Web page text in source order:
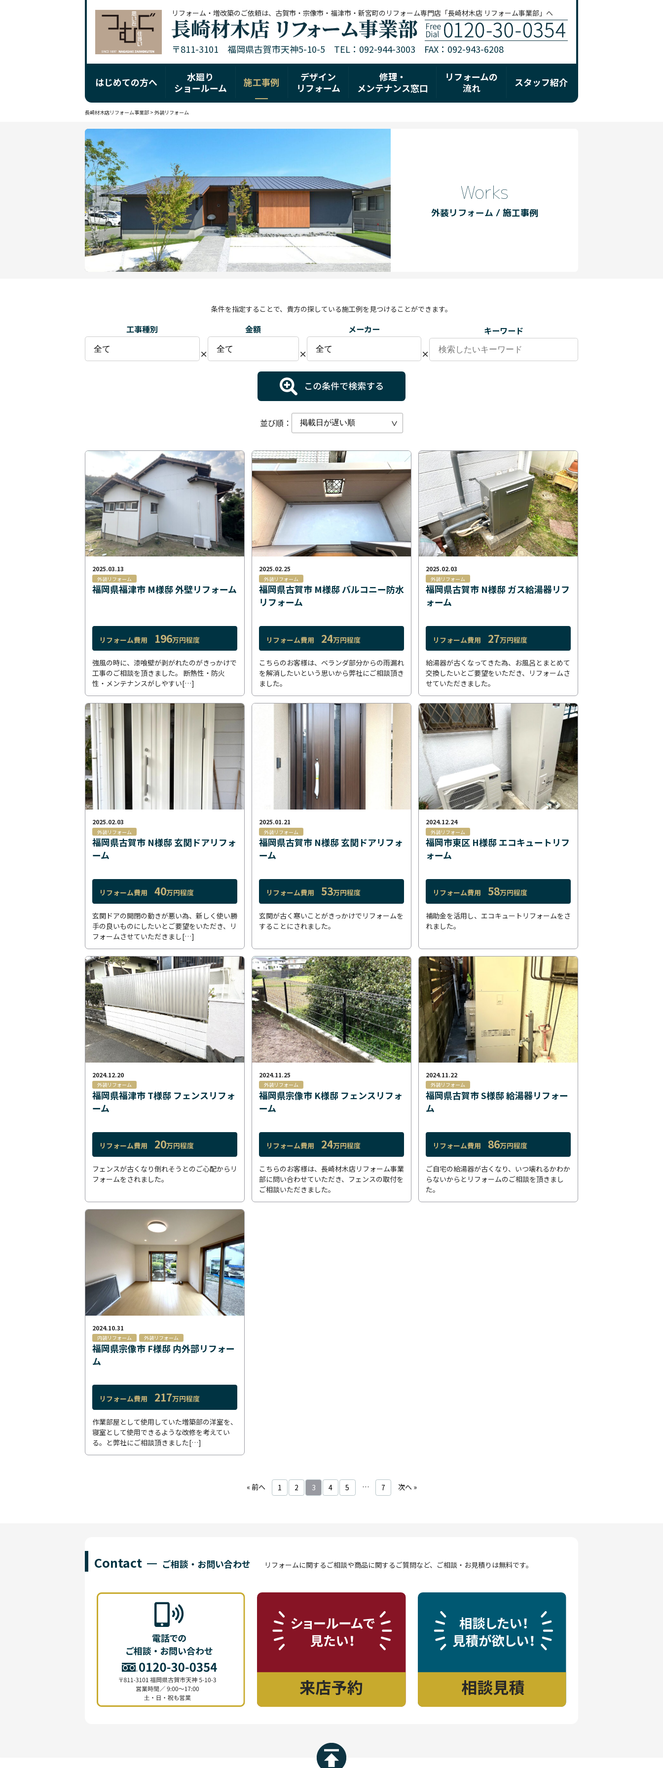
リフォーム・増改築のご依頼は、古賀市・宗像市・福津市・新宮町のリフォーム専門店「長崎材木店 リフォーム事業部」へ
〒811-3101 福岡県古賀市天神5-10-5 TEL：092-944-3003 FAX：092-943-6208
はじめての方へ
水廻り
ショールーム
施工事例
デザイン
リフォーム
修理・
メンテナンス窓口
リフォームの
流れ
スタッフ紹介
長崎材木店リフォーム事業部 > 外装リフォーム
Works
外装リフォーム / 施工事例
条件を指定することで、貴方の探している施工例を見つけることができます。
工事種別
×
金額
×
メーカー
×
キーワード
並び順：
2025.03.13
外装リフォーム
福岡県福津市 M様邸 外壁リフォーム
リフォーム費用 196万円程度
強風の時に、漆喰壁が剥がれたのがきっかけで
工事のご相談を頂きました。 断熱性・防火
性・メンテナンスがしやすい[…]
2025.02.25
外装リフォーム
福岡県古賀市 M様邸 バルコニー防水
リフォーム
リフォーム費用 24万円程度
こちらのお客様は、ベランダ部分からの雨漏れ
を解消したいという思いから弊社にご相談頂き
ました。
2025.02.03
外装リフォーム
福岡県古賀市 N様邸 ガス給湯器リフ
ォーム
リフォーム費用 27万円程度
給湯器が古くなってきた為、お風呂とまとめて
交換したいとご要望をいただき、リフォームさ
せていただきました。
2025.02.03
外装リフォーム
福岡県古賀市 N様邸 玄関ドアリフォ
ーム
リフォーム費用 40万円程度
玄関ドアの開閉の動きが悪い為、新しく使い勝
手の良いものにしたいとご要望をいただき、リ
フォームさせていただきまし[…]
2025.01.21
外装リフォーム
福岡県古賀市 N様邸 玄関ドアリフォ
ーム
リフォーム費用 53万円程度
玄関が古く寒いことがきっかけでリフォームを
することにされました。
2024.12.24
外装リフォーム
福岡市東区 H様邸 エコキュートリフ
ォーム
リフォーム費用 58万円程度
補助金を活用し、エコキュートリフォームをさ
れました。
2024.12.20
外装リフォーム
福岡県福津市 T様邸 フェンスリフォ
ーム
リフォーム費用 20万円程度
フェンスが古くなり倒れそうとのご心配からリ
フォームをされました。
2024.11.25
外装リフォーム
福岡県宗像市 K様邸 フェンスリフォ
ーム
リフォーム費用 24万円程度
こちらのお客様は、長崎材木店リフォーム事業
部に問い合わせていただき、フェンスの取付を
ご相談いただきました。
2024.11.22
外装リフォーム
福岡県古賀市 S様邸 給湯器リフォー
ム
リフォーム費用 86万円程度
ご自宅の給湯器が古くなり、いつ壊れるかわか
らないからとリフォームのご相談を頂きまし
た。
2024.10.31
内装リフォーム 外装リフォーム
福岡県宗像市 F様邸 内外部リフォー
ム
リフォーム費用 217万円程度
作業部屋として使用していた増築部の洋室を、
寝室として使用できるような改修を考えてい
る。と弊社にご相談頂きました[…]
« 前へ 1 2 3 4 5 … 7 次へ »
Contact ご相談・お問い合わせ リフォームに関するご相談や商品に関するご質問など、ご相談・お見積りは無料です。